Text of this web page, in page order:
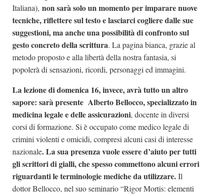
Italiana), non sarà solo un momento per imparare nuove
tecniche, riflettere sul testo e lasciarci cogliere dalle sue
suggestioni, ma anche una possibilità di confronto sul
gesto concreto della scrittura. La pagina bianca, grazie al
metodo proposto e alla libertà della nostra fantasia, si
popolerà di sensazioni, ricordi, personaggi ed immagini.
La lezione di domenica 16, invece, avrà tutto un altro
sapore: sarà presente Alberto Bellocco, specializzato in
medicina legale e delle assicurazioni, docente in diversi
corsi di formazione. Si è occupato come medico legale di
crimini violenti e omicidi, compresi alcuni casi di interesse
nazionale. La sua presenza vuole essere d’aiuto per tutti
gli scrittori di gialli, che spesso commettono alcuni errori
riguardanti le terminologie mediche da utilizzare.Il
dottor Bellocco, nel suo seminario “Rigor Mortis: elementi